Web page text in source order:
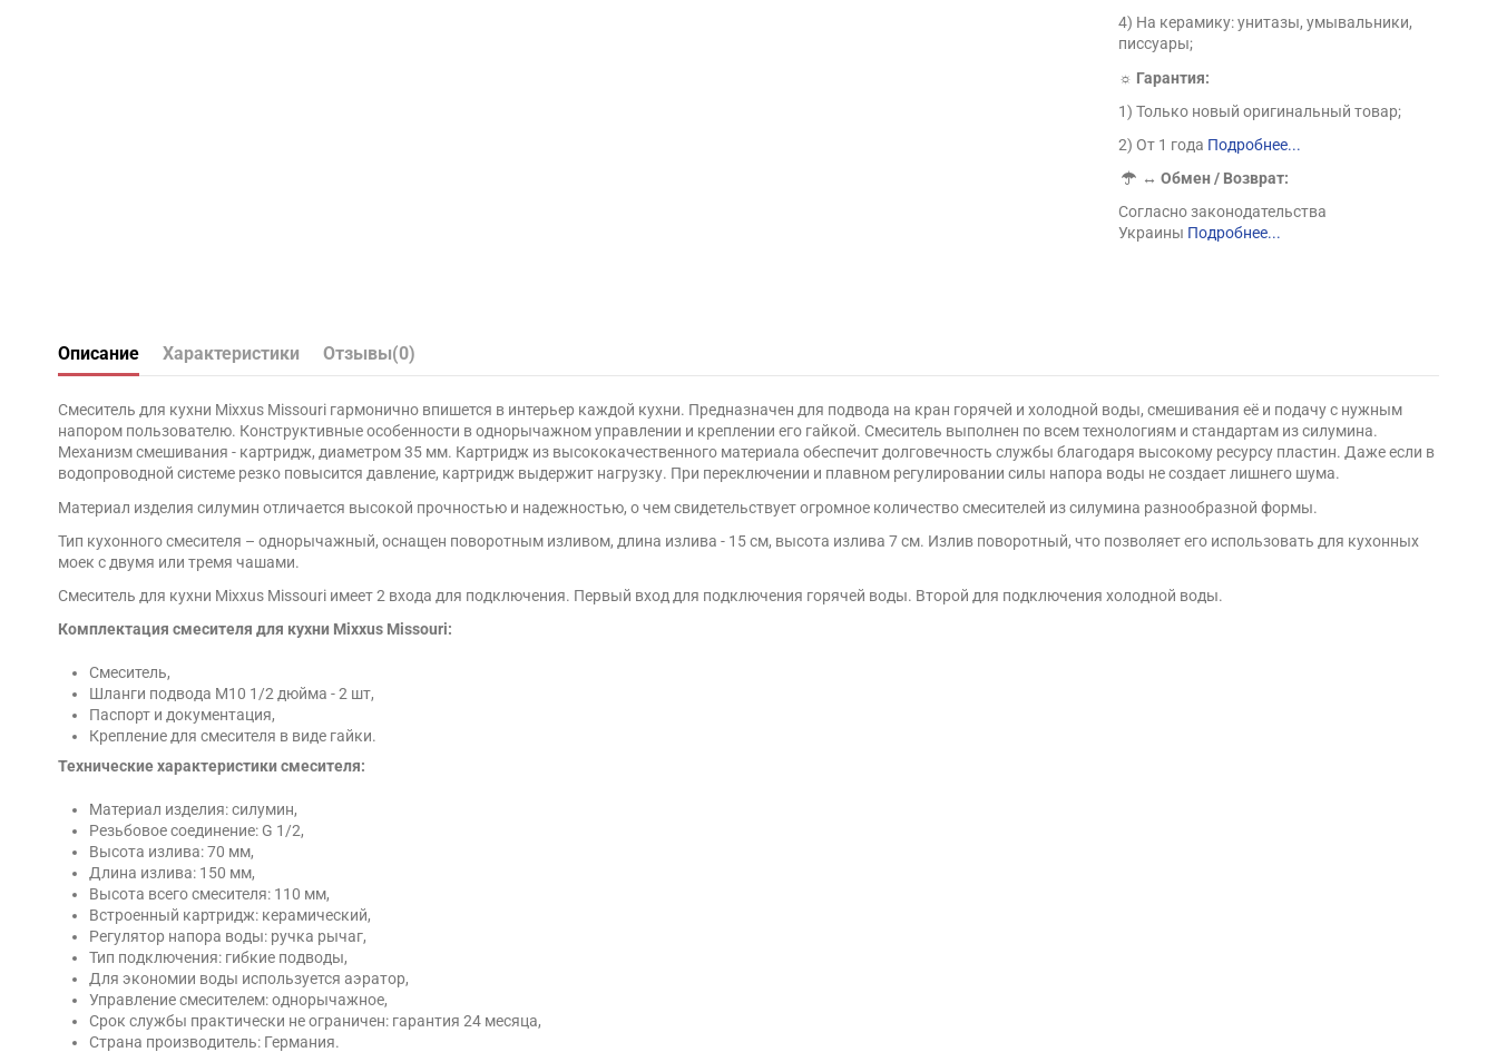
4) На керамику: унитазы, умывальники,
писсуары;
☼ Гарантия:
1) Только новый оригинальный товар;
2) От 1 года Подробнее...
↔Обмен / Возврат:
Согласно законодательства
Украины Подробнее...
Описание Характеристики Отзывы(0)
Смеситель для кухни Mixxus Missouri гармонично впишется в интерьер каждой кухни. Предназначен для подвода на кран горячей и холодной воды, смешивания её и подачу с нужным
напором пользователю. Конструктивные особенности в однорычажном управлении и креплении его гайкой. Смеситель выполнен по всем технологиям и стандартам из силумина.
Механизм смешивания - картридж, диаметром 35 мм. Картридж из высококачественного материала обеспечит долговечность службы благодаря высокому ресурсу пластин. Даже если в
водопроводной системе резко повысится давление, картридж выдержит нагрузку. При переключении и плавном регулировании силы напора воды не создает лишнего шума.
Материал изделия силумин отличается высокой прочностью и надежностью, о чем свидетельствует огромное количество смесителей из силумина разнообразной формы.
Тип кухонного смесителя – однорычажный, оснащен поворотным изливом, длина излива - 15 см, высота излива 7 см. Излив поворотный, что позволяет его использовать для кухонных
моек с двумя или тремя чашами.
Смеситель для кухни Mixxus Missouri имеет 2 входа для подключения. Первый вход для подключения горячей воды. Второй для подключения холодной воды.
Комплектация смесителя для кухни Mixxus Missouri:
Смеситель,
Шланги подвода М10 1/2 дюйма - 2 шт,
Паспорт и документация,
Крепление для смесителя в виде гайки.
Технические характеристики смесителя:
Материал изделия: силумин,
Резьбовое соединение: G 1/2,
Высота излива: 70 мм,
Длина излива: 150 мм,
Высота всего смесителя: 110 мм,
Встроенный картридж: керамический,
Регулятор напора воды: ручка рычаг,
Тип подключения: гибкие подводы,
Для экономии воды используется аэратор,
Управление смесителем: однорычажное,
Срок службы практически не ограничен: гарантия 24 месяца,
Страна производитель: Германия.